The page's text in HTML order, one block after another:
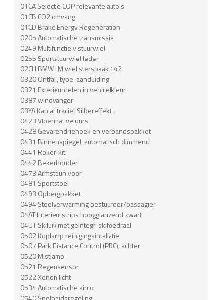
01CA Selectie COP relevante auto's
01CB CO2 omvang
01CD Brake Energy Regeneration
0205 Automatische transmissie
0249 Multifunctie v stuurwiel
0255 Sportstuurwiel leder
02CH BMW LM wiel sterspaak 142
0320 Ontfall, type-aanduiding
0321 Exterieurdelen in vehicelkleur
0387 windvanger
03YA Kap antraciet Silbereffekt
0423 Vloermat velours
0428 Gevarendriehoek en verbandspakket
0431 Binnenspiegel, automatisch dimmend
0441 Roker-kit
0442 Bekerhouder
0473 Armsteun voor
0481 Sportstoel
0493 Opbergpakket
0494 Stoelverwarming bestuurder/passagier
04AT Interieurstrips hoogglanzend zwart
04UT Skiluik met geïntegr. skifoedraal
0502 Koplamp reinigingsintallatie
0507 Park Distance Control (PDC), achter
0520 Mistlamp
0521 Regensensor
0522 Xenon licht
0534 Automatische airco
0540 Snelheidsregeling